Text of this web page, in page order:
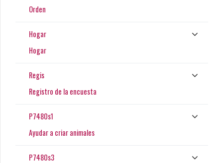
Orden
Hogar
Hogar
Regis
Registro de la encuesta
P7480s1
Ayudar a criar animales
P7480s3